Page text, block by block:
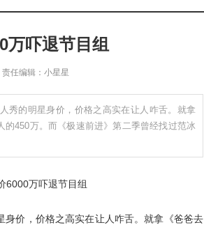
万吓退节目组
任编辑：小星星
秀的明星身价，价格之高实在让人咋舌。就拿
的450万。而《极速前进》第二季曾经找过范冰
价，价格之高实在让人咋舌。就拿《爸爸去